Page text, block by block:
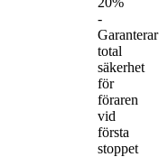
-
Garanterar
total
säkerhet
för
föraren
vid
första
stoppet